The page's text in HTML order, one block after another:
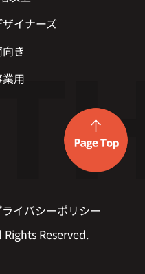
ザイナーズ
向き
用
ライバシーポリシー
Rights Reserved.